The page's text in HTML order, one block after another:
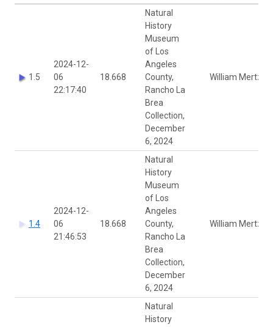
1.5
2024-12-
06
22:17:40
18.668
Natural
History
Museum
of Los
Angeles
County,
Rancho La
Brea
Collection,
December
6, 2024
William Mertz
1.4
2024-12-
06
21:46:53
18.668
Natural
History
Museum
of Los
Angeles
County,
Rancho La
Brea
Collection,
December
6, 2024
William Mertz
Natural
History